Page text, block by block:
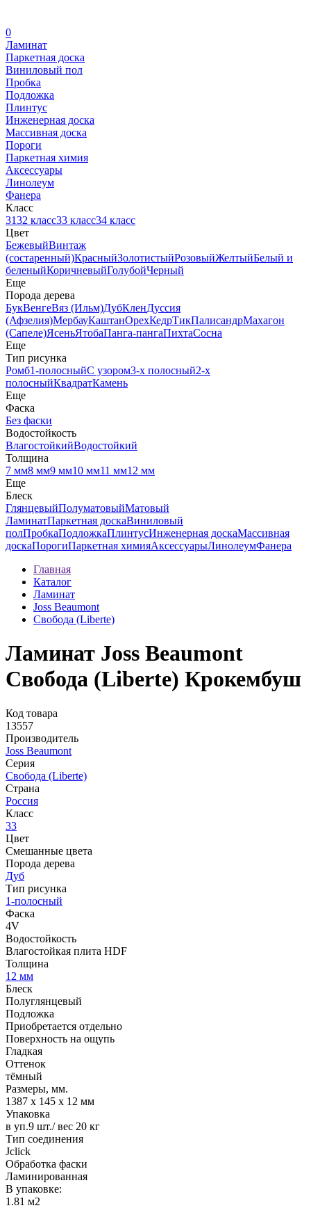
0
Ламинат
Паркетная доска
Виниловый пол
Пробка
Подложка
Плинтус
Инженерная доска
Массивная доска
Пороги
Паркетная химия
Аксессуары
Линолеум
Фанера
Класс
3132 класс33 класс34 класс
Цвет
БежевыйВинтаж
(состаренный)КрасныйЗолотистыйРозовыйЖелтыйБелый и
беленыйКоричневыйГолубойЧерный
Еще
Порода дерева
БукВенгеВяз (Ильм)ДубКленДуссия
(Афзелия)МербауКаштанОрехКедрТикПалисандрМахагон
(Сапеле)ЯсеньЯтобаПанга-пангаПихтаСосна
Еще
Тип рисунка
Ромб1-полосныйС узором3-х полосный2-х
полосныйКвадратКамень
Еще
Фаска
Без фаски
Водостойкость
ВлагостойкийВодостойкий
Толщина
7 мм8 мм9 мм10 мм11 мм12 мм
Еще
Блеск
ГлянцевыйПолуматовыйМатовый
ЛаминатПаркетная доскаВиниловый
полПробкаПодложкаПлинтусИнженерная доскаМассивная
доскаПорогиПаркетная химияАксессуарыЛинолеумФанера
Главная
Каталог
Ламинат
Joss Beaumont
Свобода (Liberte)
Ламинат Joss Beaumont
Свобода (Liberte) Крокембуш
Код товара
13557
Производитель
Joss Beaumont
Серия
Свобода (Liberte)
Страна
Россия
Класс
33
Цвет
Смешанные цвета
Порода дерева
Дуб
Тип рисунка
1-полосный
Фаска
4V
Водостойкость
Влагостойкая плита HDF
Толщина
12 мм
Блеск
Полуглянцевый
Подложка
Приобретается отдельно
Поверхность на ощупь
Гладкая
Оттенок
тёмный
Размеры, мм.
1387 х 145 х 12 мм
Упаковка
в уп.9 шт./ вес 20 кг
Тип соединения
Jclick
Обработка фаски
Ламинированная
В упаковке:
1.81 м2